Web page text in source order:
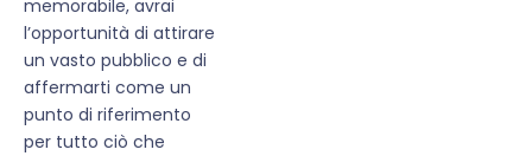
memorabile, avrai
l’opportunità di attirare
un vasto pubblico e di
affermarti come un
punto di riferimento
per tutto ciò che